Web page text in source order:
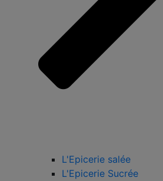
L'Epicerie salée
L'Epicerie Sucrée